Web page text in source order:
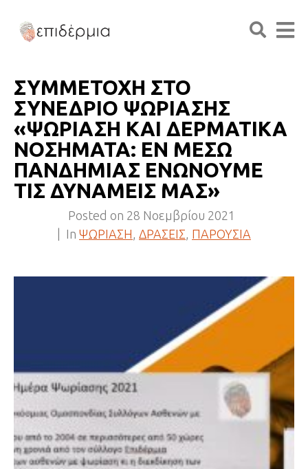
ΣΥΜΜΕΤΟΧΗ ΣΤΟ
ΣΥΝΕΔΡΙΟ ΨΩΡΙΑΣΗΣ
«ΨΩΡΙΑΣΗ ΚΑΙ ΔΕΡΜΑΤΙΚΑ
ΝΟΣΗΜΑΤΑ: ΕΝ ΜΕΣΩ
ΠΑΝΔΗΜΙΑΣ ΕΝΩΝΟΥΜΕ
ΤΙΣ ΔΥΝΑΜΕΙΣ ΜΑΣ»
Posted on 28 Νοεμβρίου 2021
In ΨΩΡΙΑΣΗ ΔΡΑΣΕΙΣ ΠΑΡΟΥΣΙΑ